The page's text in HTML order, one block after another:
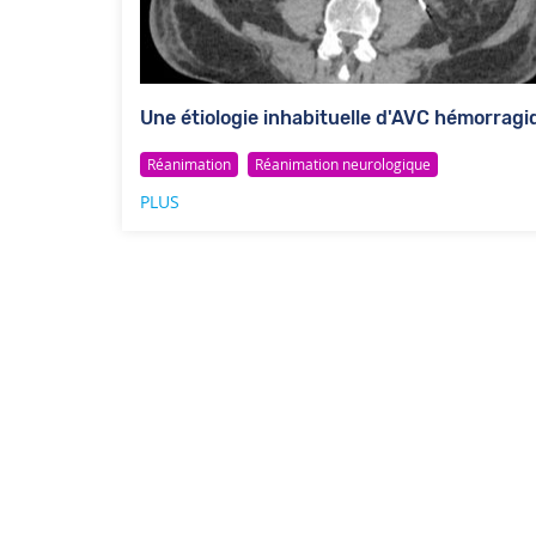
Une étiologie inhabituelle d'AVC
Réanimation Réanimation neurologique
PLUS